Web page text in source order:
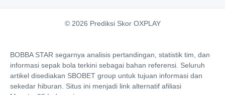
© 2026 Prediksi Skor OXPLAY
BOBBA STAR segarnya analisis pertandingan, statistik tim, dan
informasi sepak bola terkini sebagai bahan referensi. Seluruh
artikel disediakan SBOBET group untuk tujuan informasi dan
sekedar hiburan. Situs ini menjadi link alternatif afiliasi